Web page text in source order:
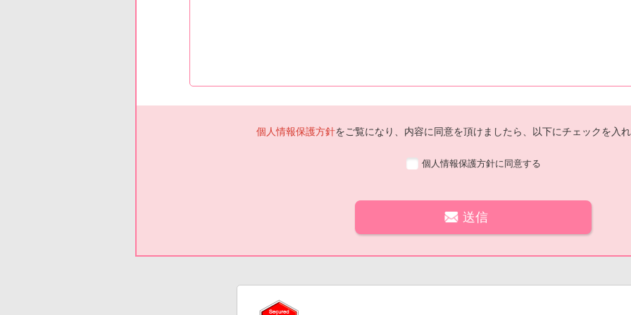
個人情報保護方針をご覧になり、内容に同意を頂けましたら、以下にチェックを入れ
個人情報保護方針に同意する